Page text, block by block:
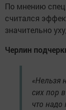
По мнению
считался
значительно
Черлин
«Нельзя
сих пор
что надо